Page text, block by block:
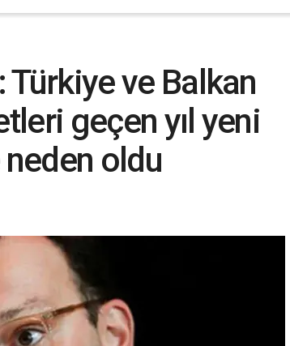
Türkiye ve Balkan
geçen yıl yeni
neden oldu